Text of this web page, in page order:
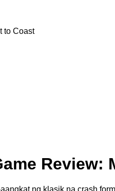
to Coast
Review:
ng klasik na crash